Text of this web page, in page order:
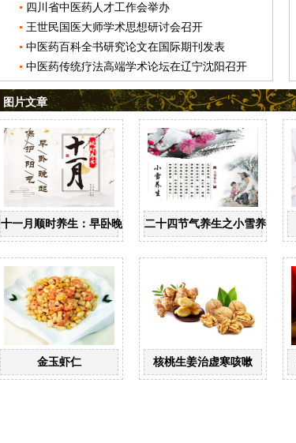
四川省中医药人才工作会举办
王世民国医大师学术思想研讨会召开
中医药百科全书研究论文在国际期刊发表
中医药传统疗法高端学术论坛在辽宁沈阳召开
图片文章
十一月顺时养生：早卧晚起，保护阳气二十四节气养生之小雪养生
金玉虾仁 核桃生姜治虚寒咳嗽